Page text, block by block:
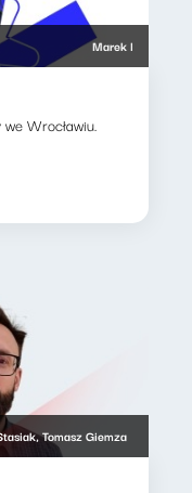
Marek Napiórkowski,
Wrocławiu.
Tomasz Giemza